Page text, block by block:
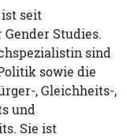
seit
Studies.
sind
sowie die
, Gleichheits-,
und
Sie ist